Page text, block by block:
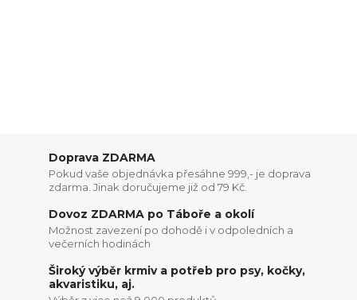
Doprava ZDARMA
Pokud vaše objednávka přesáhne 999,- je doprava
zdarma. Jinak doručujeme již od 79 Kč.
Dovoz ZDARMA po Táboře a okolí
Možnost zavezení po dohodě i v odpoledních a
večerních hodinách
Široký výběr krmiv a potřeb pro psy, kočky,
akvaristiku, aj.